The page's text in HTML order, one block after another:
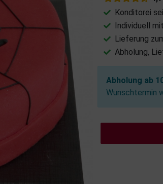
Konditorei
Individuell
Lieferung
Abholung,
Abholung ab
Wunschtermin